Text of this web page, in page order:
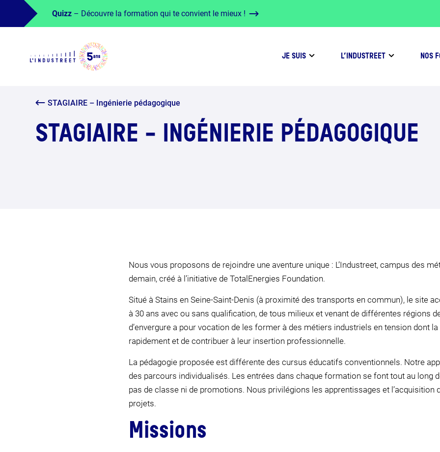
Quizz – Découvre la formation qui te convient le mieux !
JE SUIS L’INDUSTREET NOS
STAGIAIRE – Ingénierie pédagogique
STAGIAIRE - INGÉNIERIE PÉDAGOGIQUE
Nous vous proposons de rejoindre une aventure unique : L’Industreet, campus des
demain, créé à l’initiative de TotalEnergies Foundation.
Situé à Stains en Seine-Saint-Denis (à proximité des transports en commun), le site
à 30 ans avec ou sans qualification, de tous milieux et venant de différentes régions
d’envergure a pour vocation de les former à des métiers industriels en tension dont
rapidement et de contribuer à leur insertion professionnelle.
La pédagogie proposée est différente des cursus éducatifs conventionnels. Notre
des parcours individualisés. Les entrées dans chaque formation se font tout au long
pas de classe ni de promotions. Nous privilégions les apprentissages et l’acquisition
projets.
Missions